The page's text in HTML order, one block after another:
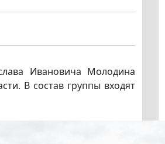
Ивановича Молодина
В состав группы входят